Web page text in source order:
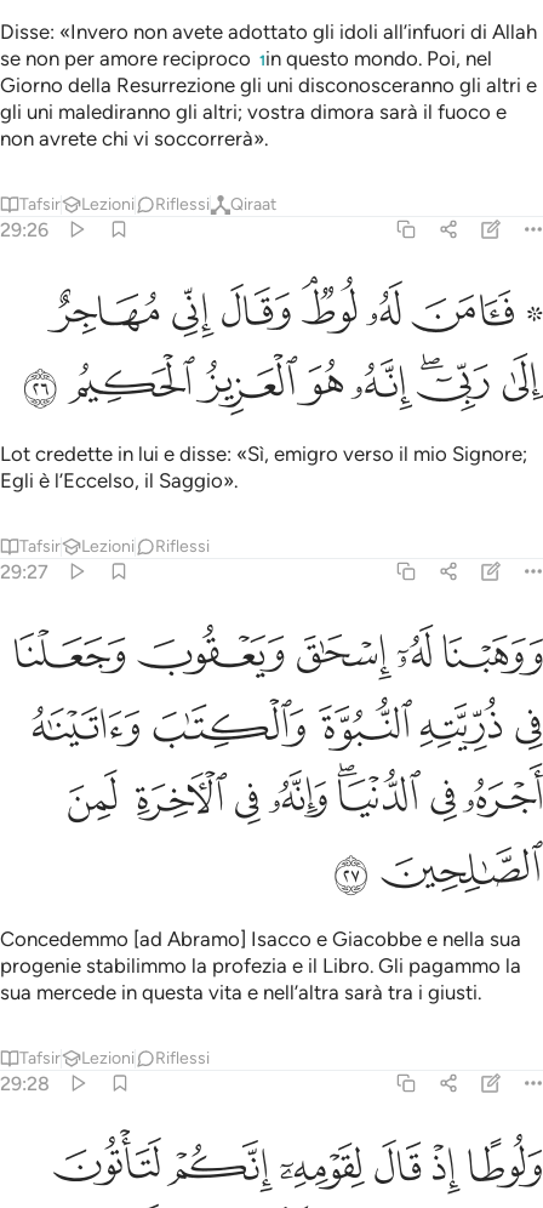
Disse: «Invero non avete adottato gli idoli all’infuori di Allah
se non per amore reciproco 1in questo mondo. Poi, nel
Giorno della Resurrezione gli uni disconosceranno gli altri e
gli uni malediranno gli altri; vostra dimora sarà il fuoco e
non avrete chi vi soccorrerà».
Tafsir Lezioni Riflessi Qiraat
29:26
۞ فامن له لوط وقال اني مهاجر الى ربي انه هو العزيز الحكيم ٢٦
۞ فَـَٔامَنَ لَهُۥ لُوطٌۭ ۘ وَقَالَ إِنِّى مُهَاجِرٌ إِلَىٰ رَبِّىٓ ۖ إِنَّهُۥ هُوَ
ﱴ ﱵﱶﱷﱸﱹﱺﱻ
ﱼﱽﱾﱿﲀﲁﲂﲃ
Lot credette in lui e disse: «Sì, emigro verso il mio Signore;
Egli è l’Eccelso, il Saggio».
Tafsir Lezioni Riflessi
29:27
ووهبنا له اسحاق ويعقوب وجعلنا في ذريته النبوة والكتاب واتيناه اجره
وَوَهَبْنَا لَهُۥٓ إِسْحَـٰقَ وَيَعْقُوبَ وَجَعَلْنَا فِى ذُرِّيَّتِهِ ٱلنُّبُوَّةَ
ﲄﲅﲆﲇﲈ
ﲉﲊﲋﲌﲍ
ﲎﲏﲐﲑﲒﲓﲔ ﲕ
ﲖﲗ
Concedemmo [ad Abramo] Isacco e Giacobbe e nella sua
progenie stabilimmo la profezia e il Libro. Gli pagammo la
sua mercede in questa vita e nell’altra sarà tra i giusti.
Tafsir Lezioni Riflessi
29:28
ولوطا اذ قال لقومه انكم لتاتون الفاحشة ما سبقكم بها من احد من
وَلُوطًا إِذْ قَالَ لِقَوْمِهِۦٓ إِنَّكُمْ لَتَأْتُونَ ٱلْفَـٰحِشَةَ مَا سَبَقَكُم
ﲘﲙﲚﲛﲜﲝ